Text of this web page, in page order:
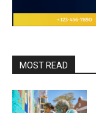
MOST READ